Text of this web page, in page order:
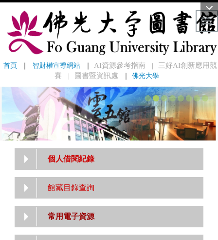
首頁 ｜ 智財權宣導網站 ｜ AI資源參考指南 ｜
三好AI創新應用競
賽
｜ 圖書暨資訊處 ｜ 佛光大學
個人借閱紀錄
館藏目錄查詢
常用電子資源